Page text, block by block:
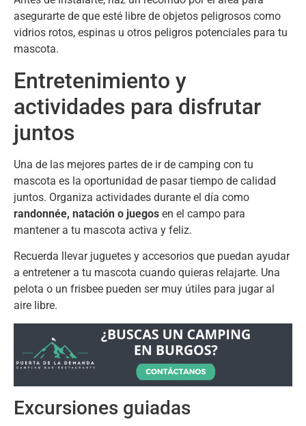
asegurarte de que esté libre de objetos peligrosos como
vidrios rotos, espinas u otros peligros potenciales para tu
mascota.
Entretenimiento y
actividades para disfrutar
juntos
Una de las mejores partes de ir de camping con tu
mascota es la oportunidad de pasar tiempo de calidad
juntos. Organiza actividades durante el día como
randonnée, natación o juegos en el campo para
mantener a tu mascota activa y feliz.
Recuerda llevar juguetes y accesorios que puedan ayudar
a entretener a tu mascota cuando quieras relajarte. Una
pelota o un frisbee pueden ser muy útiles para jugar al
aire libre.
Excursiones guiadas